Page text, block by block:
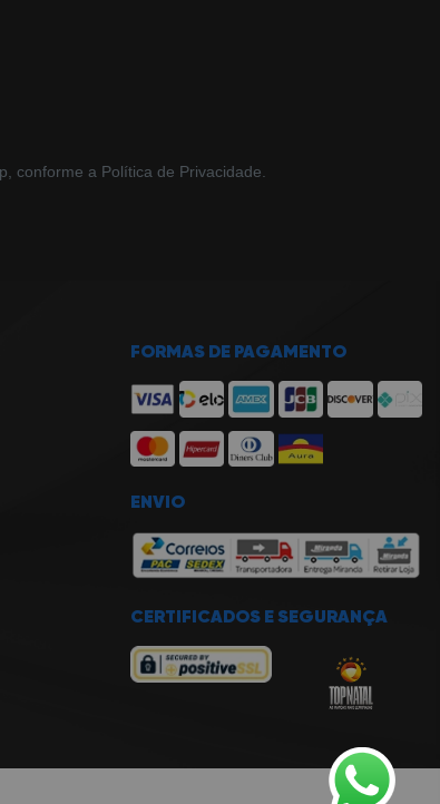
conforme a Política de Privacidade.
FORMAS DE PAGAMENTO
ENVIO
CERTIFICADOS E SEGURANÇA